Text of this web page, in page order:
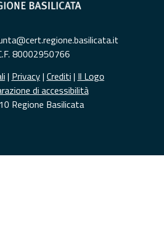
80002950766
| Privacy| Crediti | Il Logo
di accessibilità
Regione Basilicata